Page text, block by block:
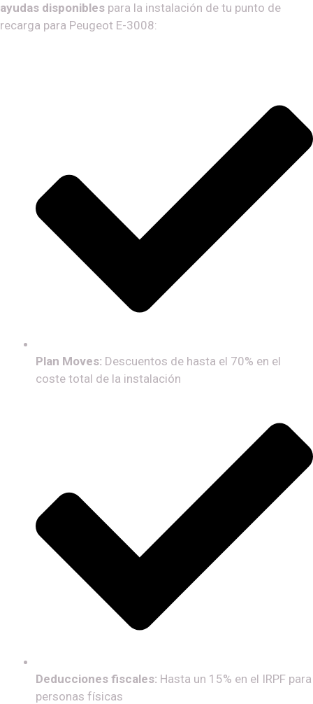
ayudas disponibles para la instalación de tu punto de
recarga para Peugeot E-3008:
Plan Moves: Descuentos de hasta el 70% en el
coste total de la instalación
Deducciones fiscales: Hasta un 15% en el IRPF para
personas físicas